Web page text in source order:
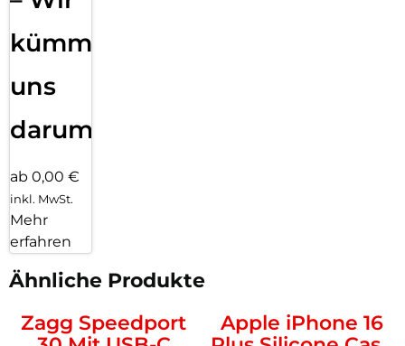
kümmern
uns
darum!
ab 0,00 €
inkl. MwSt.
Mehr
erfahren
Ähnliche Produkte
Zagg Speedport
Apple iPhone 16